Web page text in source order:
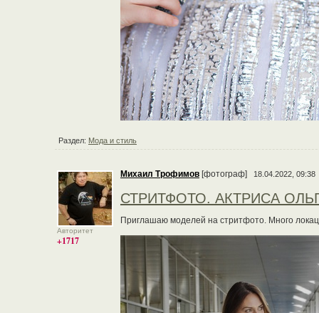
Раздел: Мода и стиль
Авторитет
+1717
Михаил Трофимов [фотограф] 18.04.2022, 09:38
СТРИТФОТО. АКТРИСА
Приглашаю моделей на стритфото. Много